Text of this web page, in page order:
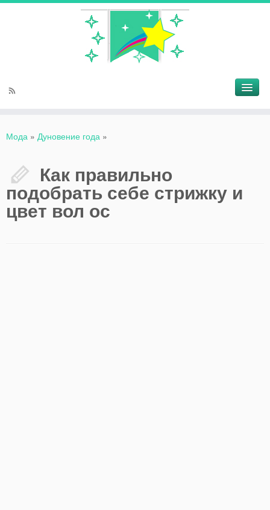
Мода » Дуновение года »
Как правильно
подобрать себе стрижку и
цвет вол ос